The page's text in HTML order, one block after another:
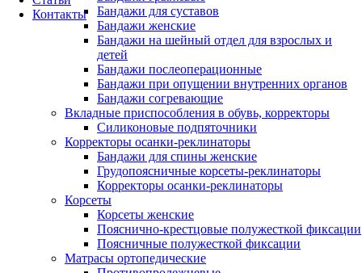
Контакты
Бандажи для суставов
Бандажи женские
Бандажи на шейный отдел для взрослых и
детей
Бандажи послеоперационные
Бандажи при опущении внутренних органов
Бандажи согревающие
Вкладные приспособления в обувь, корректоры
Силиконовые подпяточники
Корректоры осанки-реклинаторы
Бандажи для спины женские
Грудопоясничные корсеты-реклинаторы
Корректоры осанки-реклинаторы
Корсеты
Корсеты женские
Пояснично-крестцовые полужесткой фиксации
Поясничные полужесткой фиксации
Матрасы ортопедические